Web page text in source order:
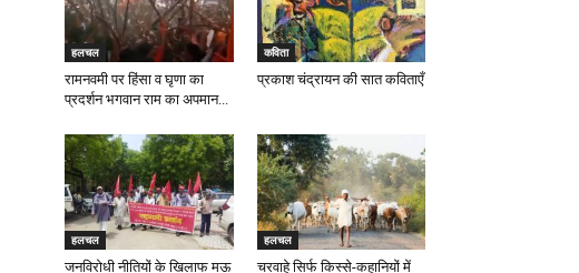
हलचल
रामनवमी पर हिंसा व घृणा का
प्रदर्शन भगवान राम का अपमान...
कविता
प्रकाश चंद्रायन की सात कविताएँ
हलचल
जनविरोधी नीतियों के खिलाफ मऊ
हलचल
चरवाहे सिर्फ किस्से-कहानियों में